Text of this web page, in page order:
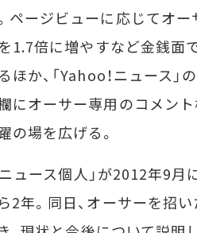
ページビューに応じてオー
1.7倍に増やすなど金銭面
ほか、「Yahoo！ニュース」
にオーサー専用のコメン
の場を広げる。
ュース個人」が2012年9月
2年。同日、オーサーを招